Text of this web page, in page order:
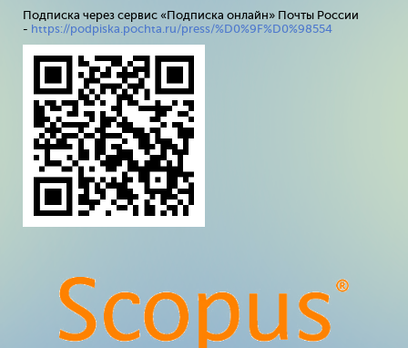
Подписка через сервис «Подписка онлайн» Почты России
- https://podpiska.pochta.ru/press/%D0%9F%D0%98554